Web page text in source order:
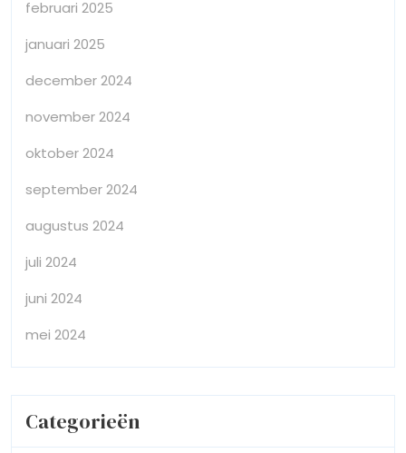
februari 2025
januari 2025
december 2024
november 2024
oktober 2024
september 2024
augustus 2024
juli 2024
juni 2024
mei 2024
Categorieën